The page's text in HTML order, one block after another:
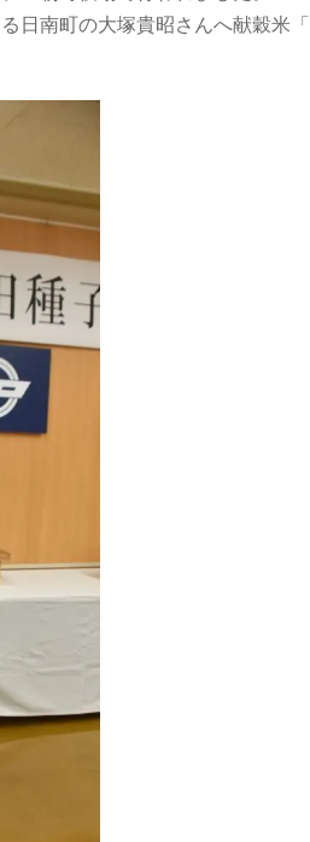
日南町の大塚貴昭さんへ献穀米